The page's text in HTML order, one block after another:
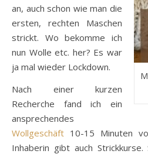
an, auch schon wie man die
ersten, rechten Maschen
strickt. Wo bekomme ich
nun Wolle etc. her? Es war
ja mal wieder Lockdown.
Nach einer kurzen
Recherche fand ich ein
ansprechendes
Wollgeschäft 10-15 Minuten
Inhaberin gibt auch